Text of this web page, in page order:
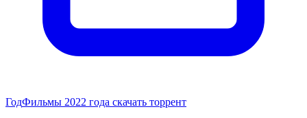
ГодФильмы 2022 года скачать торрент